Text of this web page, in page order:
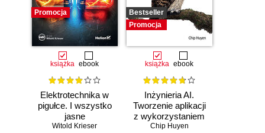
Promocja
książka ebook
Elektrotechnika w
pigułce. I wszystko
jasne
Witold Krieser
Bestseller
Promocja
książka ebook
Inżynieria AI.
Tworzenie aplikacji
z wykorzystaniem
modeli bazowych
Chip Huyen